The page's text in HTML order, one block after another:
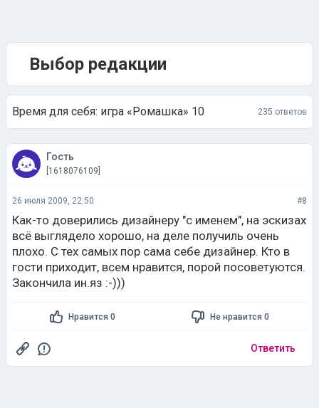
Выбор редакции
Время для себя: игра «Ромашка» 10 235 ответов
Гость
[1618076109]
26 июля 2009, 22:50 #8
Как-то доверились дизайнеру "с именем", на эскизах
всё выглядело хорошо, на деле получиль очень
плохо. С тех самых пор сама себе дизайнер. Кто в
гости приходит, всем нравится, порой посоветуются.
Закончила ин.яз :-)))
Нравится 0 Не нравится 0
Ответить